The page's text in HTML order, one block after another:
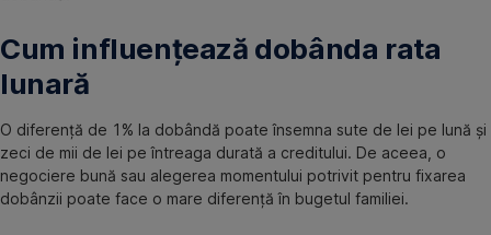
Cum influențează dobânda rata
lunară
O diferență de 1% la dobândă poate însemna sute de lei pe lună și
zeci de mii de lei pe întreaga durată a creditului. De aceea, o
negociere bună sau alegerea momentului potrivit pentru fixarea
dobânzii poate face o mare diferență în bugetul familiei.